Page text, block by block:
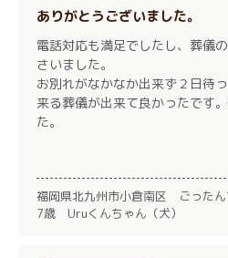
ありがとうございました。
電話対応も満足でしたし、葬儀
さいました。
お別れがなかなか出来ず２日待
来る葬儀が出来て良かったです
た。
福岡県北九州市小倉南区 ごったん
7歳 Uruくんちゃん（犬）